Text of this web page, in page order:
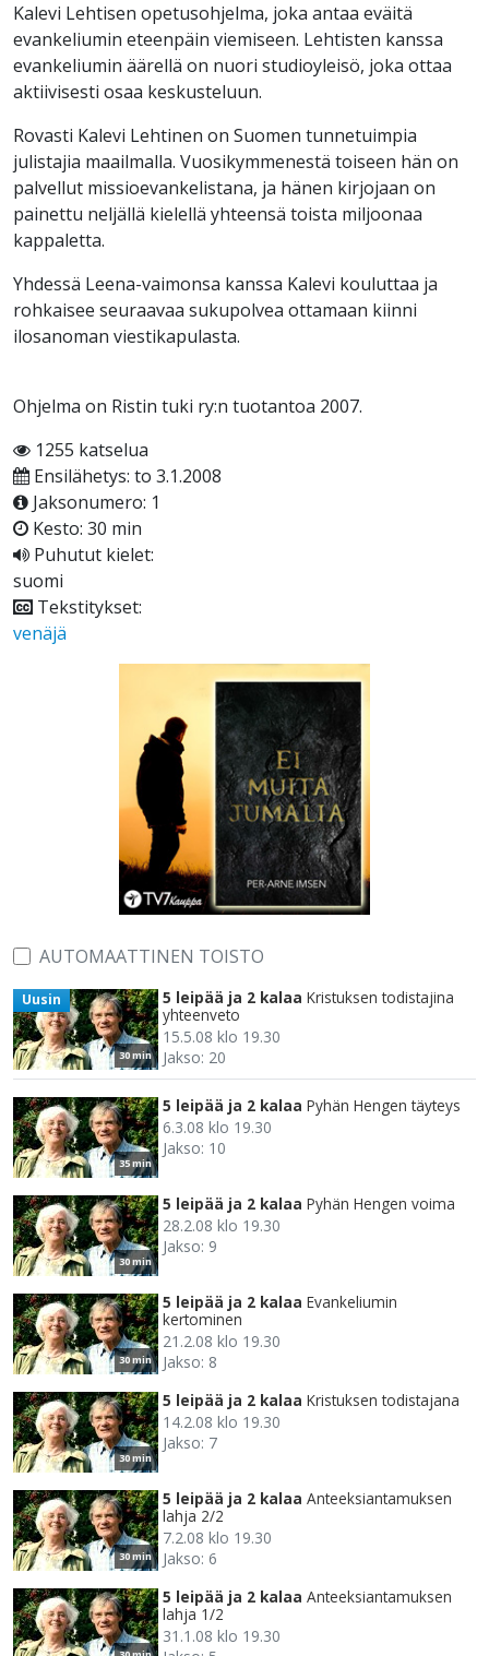
Kalevi Lehtisen opetusohjelma, joka antaa eväitä
evankeliumin eteenpäin viemiseen. Lehtisten kanssa
evankeliumin äärellä on nuori studioyleisö, joka ottaa
aktiivisesti osaa keskusteluun.
Rovasti Kalevi Lehtinen on Suomen tunnetuimpia
julistajia maailmalla. Vuosikymmenestä toiseen hän on
palvellut missioevankelistana, ja hänen kirjojaan on
painettu neljällä kielellä yhteensä toista miljoonaa
kappaletta.
Yhdessä Leena-vaimonsa kanssa Kalevi kouluttaa ja
rohkaisee seuraavaa sukupolvea ottamaan kiinni
ilosanoman viestikapulasta.
Ohjelma on Ristin tuki ry:n tuotantoa 2007.
1255 katselua
Ensilähetys: to 3.1.2008
Jaksonumero: 1
Kesto: 30 min
Puhutut kielet:
suomi
Tekstitykset:
venäjä
AUTOMAATTINEN TOISTO
30 min
Uusin 5 leipää ja 2 kalaa Kristuksen todistajina
yhteenveto
15.5.08 klo 19.30
Jakso: 20
35 min
5 leipää ja 2 kalaa Pyhän Hengen täyteys
6.3.08 klo 19.30
Jakso: 10
30 min
5 leipää ja 2 kalaa Pyhän Hengen voima
28.2.08 klo 19.30
Jakso: 9
30 min
5 leipää ja 2 kalaa Evankeliumin
kertominen
21.2.08 klo 19.30
Jakso: 8
30 min
5 leipää ja 2 kalaa Kristuksen todistajana
14.2.08 klo 19.30
Jakso: 7
30 min
5 leipää ja 2 kalaa Anteeksiantamuksen
lahja 2/2
7.2.08 klo 19.30
Jakso: 6
5 leipää ja 2 kalaa Anteeksiantamuksen
lahja 1/2
31.1.08 klo 19.30